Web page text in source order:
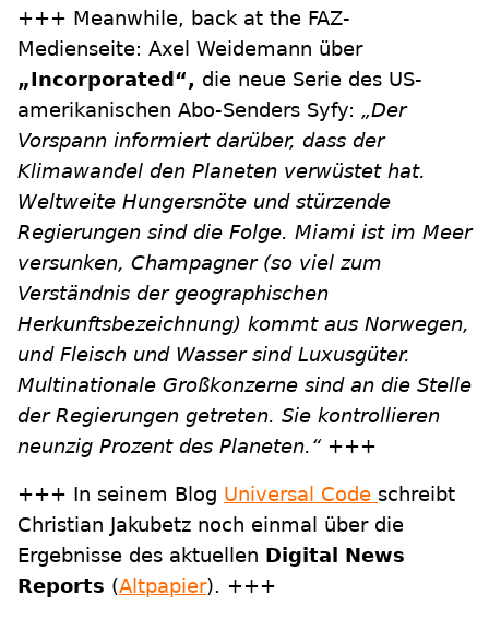
+++ Meanwhile, back at the FAZ-
Medienseite: Axel Weidemann über
„Incorporated“, die neue Serie des US-
amerikanischen Abo-Senders Syfy: „Der
Vorspann informiert darüber, dass der
Klimawandel den Planeten verwüstet hat.
Weltweite Hungersnöte und stürzende
Regierungen sind die Folge. Miami ist im Meer
versunken, Champagner (so viel zum
Verständnis der geographischen
Herkunftsbezeichnung) kommt aus Norwegen,
und Fleisch und Wasser sind Luxusgüter.
Multinationale Großkonzerne sind an die Stelle
der Regierungen getreten. Sie kontrollieren
neunzig Prozent des Planeten.“ +++
+++ In seinem Blog Universal Code schreibt
Christian Jakubetz noch einmal über die
Ergebnisse des aktuellen Digital News
Reports (Altpapier). +++